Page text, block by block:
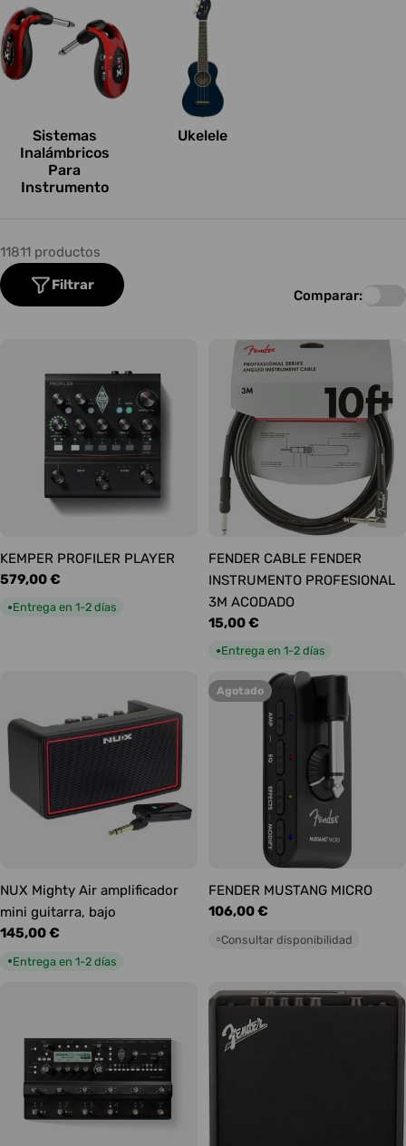
Sistemas
Inalámbricos
Para
Instrumento
Ukelele
11811 productos
Filtrar
Comparar:
KEMPER PROFILER PLAYER
Precio
habitual
579,00 €
●Entrega en 1-2 días
FENDER CABLE FENDER
INSTRUMENTO PROFESIONAL
3M ACODADO
Precio
habitual
15,00 €
●Entrega en 1-2 días
NUX Mighty Air amplificador
mini guitarra, bajo
Precio
145,00 €
●Entrega en 1-2 días
Agotado
FENDER MUSTANG MICRO
Precio
106,00 €
○Consultar disponibilidad